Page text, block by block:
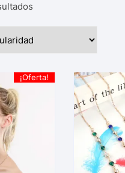
¡Oferta!